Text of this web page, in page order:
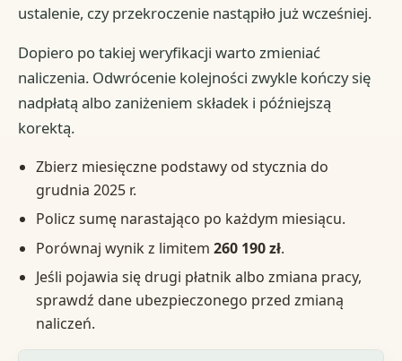
ustalenie, czy przekroczenie nastąpiło już wcześniej.
Dopiero po takiej weryfikacji warto zmieniać
naliczenia. Odwrócenie kolejności zwykle kończy się
nadpłatą albo zaniżeniem składek i późniejszą
korektą.
Zbierz miesięczne podstawy od stycznia do
grudnia 2025 r.
Policz sumę narastająco po każdym miesiącu.
Porównaj wynik z limitem 260 190 zł.
Jeśli pojawia się drugi płatnik albo zmiana pracy,
sprawdź dane ubezpieczonego przed zmianą
naliczeń.